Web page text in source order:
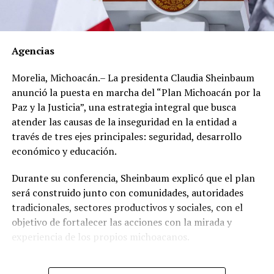
Los documentos oficiales demuestran que el 30 de
de Golf Campestre de San Luis Potosí un inmueble de
millones 671 mil 425 pesos, cuyo pago realizó en una
sola exhibición.
Sin embargo, al hacer una revisión de propiedades en la
zona, se encontró que, en lugar de los 2 millones 671
mil 425 pesos que pagó, el inmueble tiene un valor real
Un año después, el 21 de mayo de 2013, adquirió en el
Fraccionamiento Matamoros, también de San Luis
Potosí, un inmueble de 280 metros cuadrados, con un
valor declarado de 560 mil 700 pesos con pago de
Agencias
Morelia, Michoacán.– La presidenta Claudia Sheinbaum
anunció la puesta en marcha del “Plan Michoacán por la
Paz y la Justicia”, una estrategia integral que busca
atender las causas de la inseguridad en la entidad a
través de tres ejes principales: seguridad, desarrollo
económico y educación.
Durante su conferencia, Sheinbaum explicó que el plan
será construido junto con comunidades, autoridades
tradicionales, sectores productivos y sociales, con el
objetivo de fortalecer las acciones con la mirada y
experiencia de los propios michoacanos.